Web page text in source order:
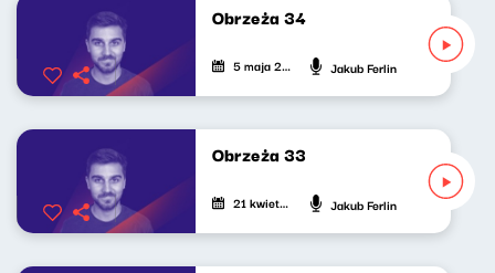
Obrzeża 34
5 maja 2026 Jakub Ferlin
Obrzeża 33
21 kwietnia 2026 Jakub Ferlin